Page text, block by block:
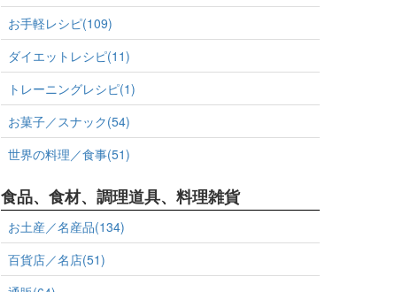
お手軽レシピ(109)
ダイエットレシピ(11)
トレーニングレシピ(1)
お菓子／スナック(54)
世界の料理／食事(51)
食品、食材、調理道具、料理雑貨
お土産／名産品(134)
百貨店／名店(51)